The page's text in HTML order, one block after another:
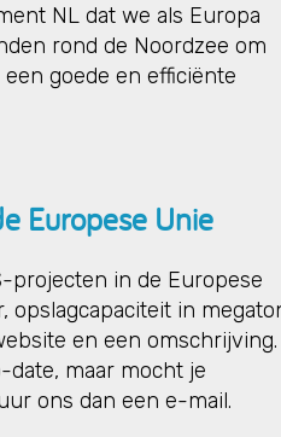
NL dat we als Europa
rond de Noordzee om
goede en efficiënte
Europese Unie
projecten in de Europese
opslagcapaciteit in
en een omschrijving.
maar mocht je
ons dan een e-mail.